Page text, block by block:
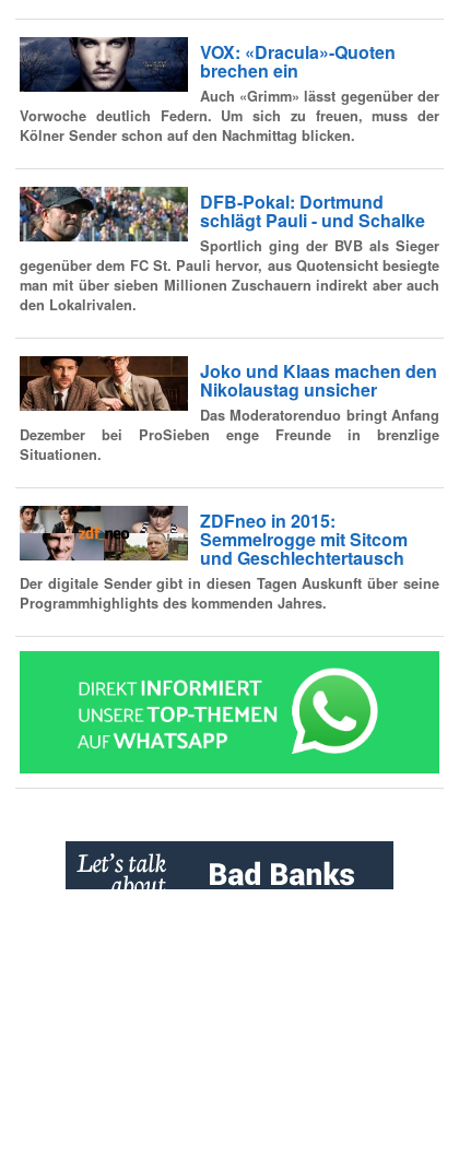
VOX: «Dracula»-Quoten
brechen ein
Auch «Grimm» lässt gegenüber der
Vorwoche deutlich Federn. Um sich zu freuen, muss der
Kölner Sender schon auf den Nachmittag blicken.
DFB-Pokal: Dortmund
schlägt Pauli - und Schalke
Sportlich ging der BVB als Sieger
gegenüber dem FC St. Pauli hervor, aus Quotensicht besiegte
man mit über sieben Millionen Zuschauern indirekt aber auch
den Lokalrivalen.
Joko und Klaas machen den
Nikolaustag unsicher
Das Moderatorenduo bringt Anfang
Dezember bei ProSieben enge Freunde in brenzlige
Situationen.
ZDFneo in 2015:
Semmelrogge mit Sitcom
und Geschlechtertausch
Der digitale Sender gibt in diesen Tagen Auskunft über seine
Programmhighlights des kommenden Jahres.